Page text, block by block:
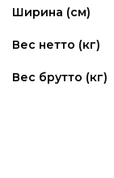
Ширина (см)
Вес нетто (кг)
Вес брутто (кг)